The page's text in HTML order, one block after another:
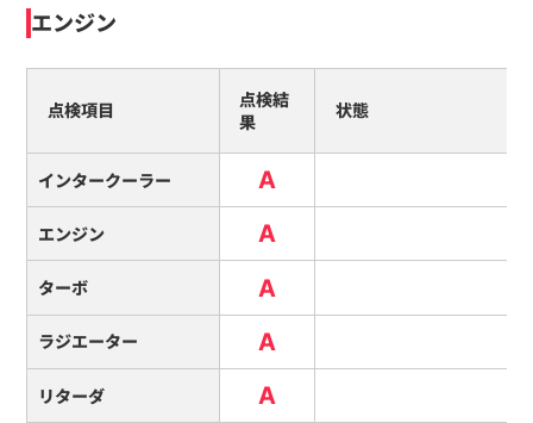
エンジン
点検項目
点検結
果
状態
インタークーラー A
エンジン A
ターボ A
ラジエーター A
リターダ A